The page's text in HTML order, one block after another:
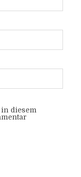
in diesem